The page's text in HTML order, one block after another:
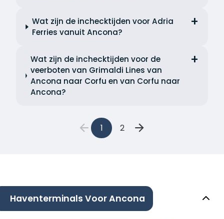
Wat zijn de inchecktijden voor Adria
Ferries vanuit Ancona?
Wat zijn de inchecktijden voor de
veerboten van Grimaldi Lines van
Ancona naar Corfu en van Corfu naar
Ancona?
1 2
Haventerminals Voor Ancona